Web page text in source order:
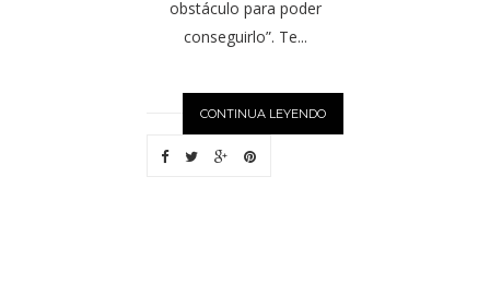
obstáculo para poder
conseguirlo”. Te...
CONTINUA LEYENDO
N